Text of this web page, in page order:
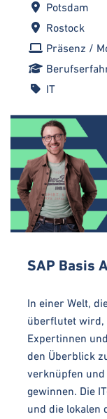
Potsdam
Rostock
Präsenz /
IT
SAP Basis
In einer Welt,
überflutet wird,
Expertinnen
den Überblick
verknüpfen
gewinnen. Die
und die lokalen